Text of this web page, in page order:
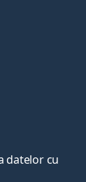
datelor cu